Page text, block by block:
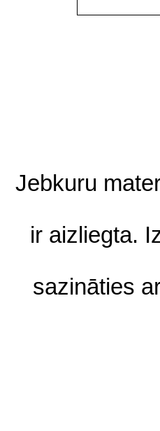
Jebkuru
ir aizliegta.
sazināties